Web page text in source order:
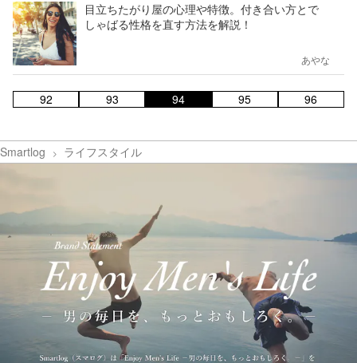
目立ちたがり屋の心理や特徴。付き合い方とで
しゃばる性格を直す方法を解説！
あやな
92 93 94 95 96
Smartlog ライフスタイル